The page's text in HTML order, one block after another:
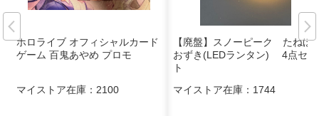
ホロライブ オフィシャルカード
ゲーム 百鬼あやめ プロモ
マイストア在庫： 2100
【廃盤】スノーピーク たねほ
おずき(LEDランタン) 4点セッ
ト
マイストア在庫： 1744